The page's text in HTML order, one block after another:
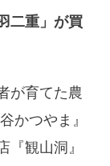
二重」が買
が育てた農
かつやま』
『観山洞』